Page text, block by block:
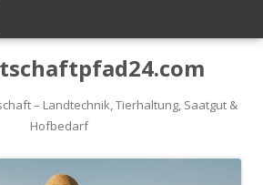
– Landtechnik, Tierhaltung, Saatgut &
Hofbedarf